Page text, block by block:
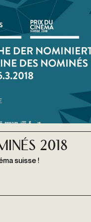
2018
suisse !